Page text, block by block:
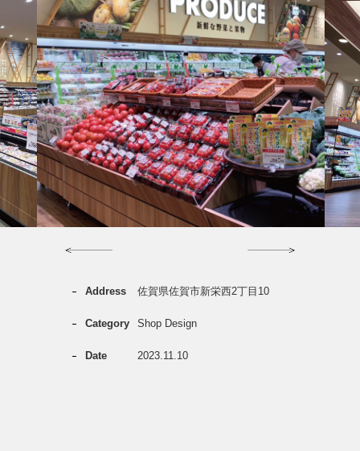
Previous Next
Address 佐賀県佐賀市新栄西2丁目10
Category Shop Design
Date 2023.11.10